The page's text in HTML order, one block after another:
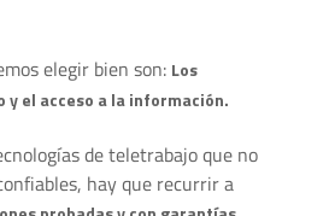
elegir bien son: Los
y el acceso a la información.
de teletrabajo que no
hay que recurrir a